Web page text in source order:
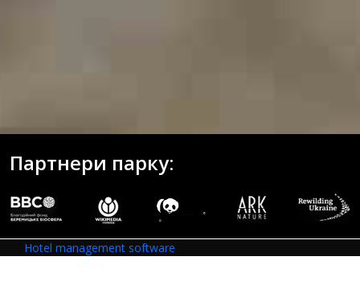
Партнери парку:
Hotel management software